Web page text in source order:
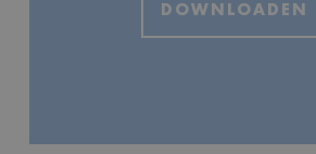
DOWNLOADEN